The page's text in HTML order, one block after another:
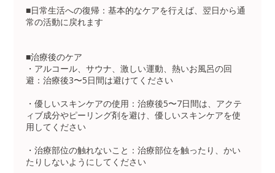
■日常生活への復帰：基本的なケアを行えば、翌日から通
常の活動に戻れます
■治療後のケア
・アルコール、サウナ、激しい運動、熱いお風呂の回
避：治療後3〜5日間は避けてください
・優しいスキンケアの使用：治療後5〜7日間は、アクテ
ィブ成分やピーリング剤を避け、優しいスキンケアを使
用してください
・治療部位の触れないこと：治療部位を触ったり、かい
たりしないようにしてください